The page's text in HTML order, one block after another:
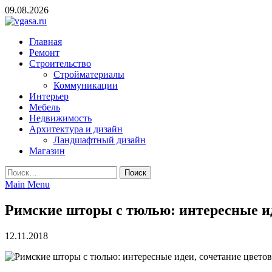
Skip
to
09.08.2026
vgasa.ru
Строительный журнал. Всё о строительстве и ремонтах
Главная
Ремонт
Строительство
Стройматериалы
Коммуникации
Интерьер
Мебель
Недвижимость
Архитектура и дизайн
Ландшафтный дизайн
Магазин
Найти:
Main Menu
Римские шторы с тюлью: интересные
12.11.2018